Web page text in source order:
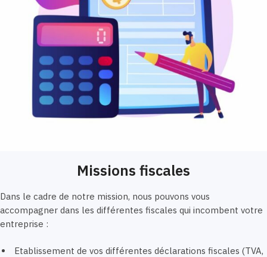
Missions fiscales
Dans le cadre de notre mission, nous pouvons vous
accompagner dans les différentes fiscales qui incombent votre
entreprise :
Etablissement de vos différentes déclarations fiscales (TVA,